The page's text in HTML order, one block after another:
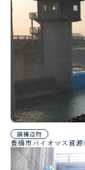
鋼構造物
豊橋市バイオマス資